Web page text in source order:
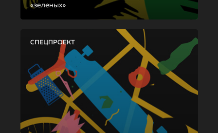
«зеленых»
СПЕЦПРОЕКТ